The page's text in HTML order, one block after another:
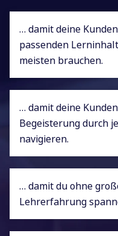
… damit deine
passenden
meisten brauchen.
… damit deine
Begeisterung durch
navigieren.
… damit du ohne
Lehrerfahrung